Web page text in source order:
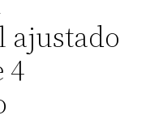
ajustado
4